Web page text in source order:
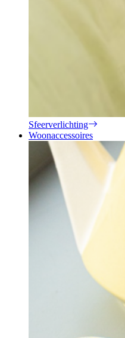
Sfeerverlichting
Woonaccessoires